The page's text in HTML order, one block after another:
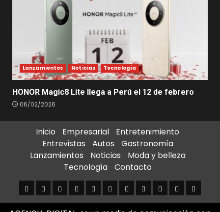
Lanzamientos Noticias Tecnología
HONOR Magic8 Lite llega a Perú el 12 de febrero
06/02/2026
Inicio Empresarial
Entretenimiento
Entrevistas
Autos
Gastronomía
Lanzamientos
Noticias
Moda y belleza
Tecnología
Contacto
InicioEmpresarial
Entretenimiento
Entrevistas
AutosGastronomía
Lanzamientos
NoticiasModa
y
Tecnología